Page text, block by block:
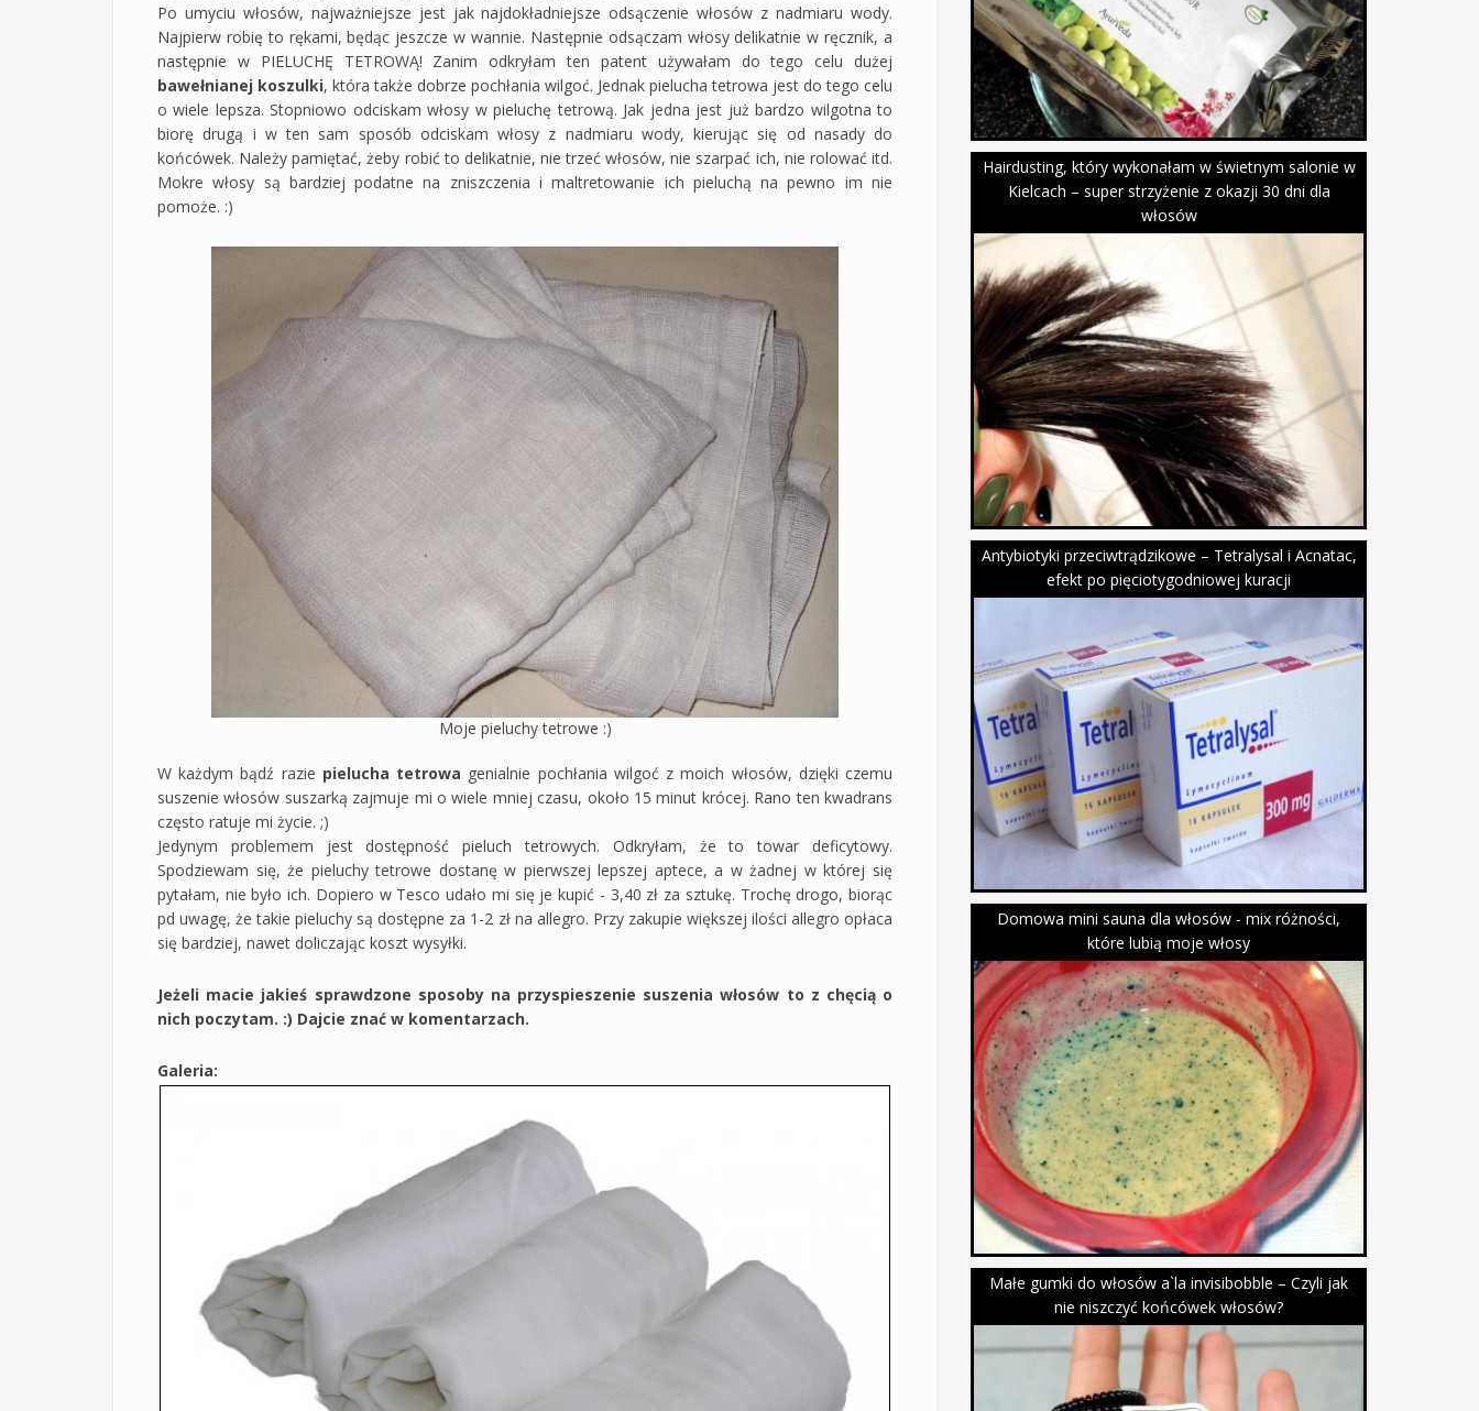
Po umyciu włosów, najważniejsze jest jak najdokładniejsze odsączenie włosów z nadmiaru wody.
Najpierw robię to rękami, będąc jeszcze w wannie. Następnie odsączam włosy delikatnie w ręcznik, a
następnie w PIELUCHĘ TETROWĄ! Zanim odkryłam ten patent używałam do tego celu dużej
bawełnianej koszulki, która także dobrze pochłania wilgoć. Jednak pielucha tetrowa jest do tego celu
o wiele lepsza. Stopniowo odciskam włosy w pieluchę tetrową. Jak jedna jest już bardzo wilgotna to
biorę drugą i w ten sam sposób odciskam włosy z nadmiaru wody, kierując się od nasady do
końcówek. Należy pamiętać, żeby robić to delikatnie, nie trzeć włosów, nie szarpać ich, nie rolować itd.
Mokre włosy są bardziej podatne na zniszczenia i maltretowanie ich pieluchą na pewno im nie
pomoże. :)
Moje pieluchy tetrowe :)
W każdym bądź razie pielucha tetrowa genialnie pochłania wilgoć z moich włosów, dzięki czemu
suszenie włosów suszarką zajmuje mi o wiele mniej czasu, około 15 minut krócej. Rano ten kwadrans
często ratuje mi życie. ;)
Jedynym problemem jest dostępność pieluch tetrowych. Odkryłam, że to towar deficytowy.
Spodziewam się, że pieluchy tetrowe dostanę w pierwszej lepszej aptece, a w żadnej w której się
pytałam, nie było ich. Dopiero w Tesco udało mi się je kupić - 3,40 zł za sztukę. Trochę drogo, biorąc
pd uwagę, że takie pieluchy są dostępne za 1-2 zł na allegro. Przy zakupie większej ilości allegro opłaca
się bardziej, nawet doliczając koszt wysyłki.
Jeżeli macie jakieś sprawdzone sposoby na przyspieszenie suszenia włosów to z chęcią o
nich poczytam. :) Dajcie znać w komentarzach.
Galeria:
Hairdusting, który wykonałam w świetnym salonie w
Kielcach – super strzyżenie z okazji 30 dni dla
włosów
Antybiotyki przeciwtrądzikowe – Tetralysal i Acnatac,
efekt po pięciotygodniowej kuracji
Domowa mini sauna dla włosów - mix różności,
które lubią moje włosy
Małe gumki do włosów a`la invisibobble – Czyli jak
nie niszczyć końcówek włosów?